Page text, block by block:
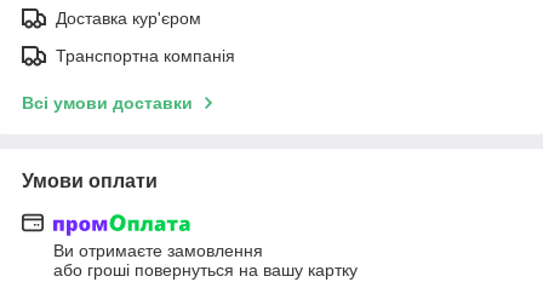
Доставка кур'єром
Транспортна компанія
Всі умови доставки
Умови оплати
Ви отримаєте замовлення
або гроші повернуться на вашу картку